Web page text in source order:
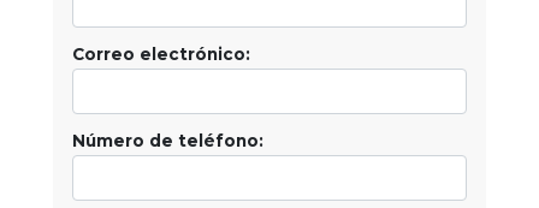
Correo electrónico:
Número de teléfono: